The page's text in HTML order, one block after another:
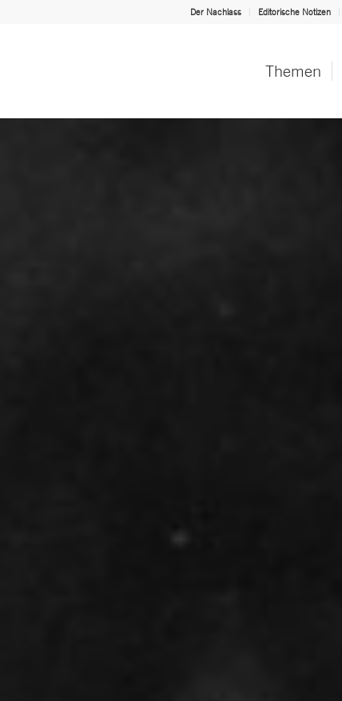
Der Nachlass Editorische Notizen
Themen